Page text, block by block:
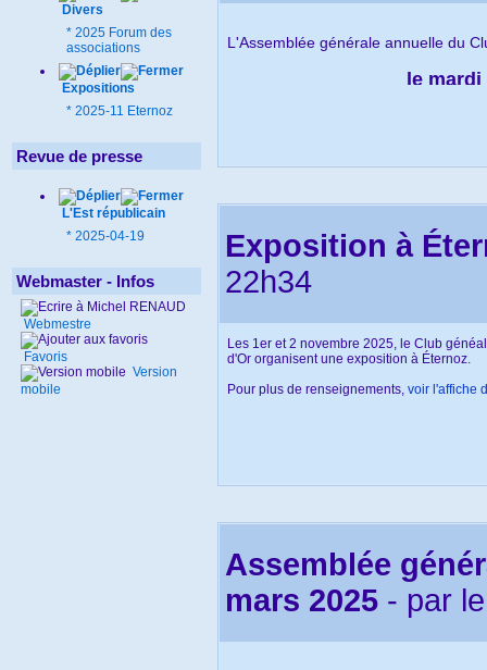
Divers
* 2025 Forum des
associations
Expositions
* 2025-11 Eternoz
Revue de presse
L'Est républicain
* 2025-04-19
Webmaster - Infos
Webmestre
Favoris
Version
mobile
L'Assemblée générale annuelle du
le mardi
Rapport d'activités
Projets 2026
Renouvellement des membres
Questions diverses
Merci de renouveler votre cotisation
et de 35 € pour un couple.
Si vous ne pouvez pas assister à
Vous pouvez aussi vous faire
Exposition à
22h34
Les 1er et 2 novembre 2025, le Club
d'Or organisent une exposition à Éternoz.
Pour plus de renseignements, voir l'affiche
Assemblée
mars 2025 - par